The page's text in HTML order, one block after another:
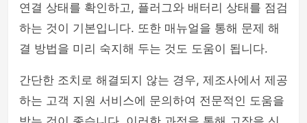
연결 상태를 확인하고, 플러그와 배터리 상태를 점검
하는 것이 기본입니다. 또한 매뉴얼을 통해 문제 해
결 방법을 미리 숙지해 두는 것도 도움이 됩니다.
간단한 조치로 해결되지 않는 경우, 제조사에서 제공
하는 고객 지원 서비스에 문의하여 전문적인 도움을